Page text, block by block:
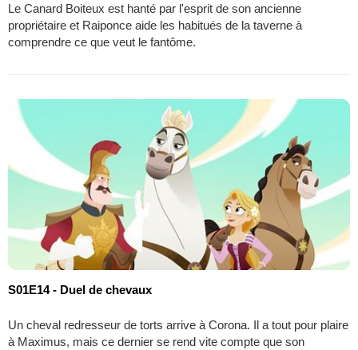
Le Canard Boiteux est hanté par l'esprit de son ancienne
propriétaire et Raiponce aide les habitués de la taverne à
comprendre ce que veut le fantôme.
S01E14 - Duel de chevaux
Un cheval redresseur de torts arrive à Corona. Il a tout pour plaire
à Maximus, mais ce dernier se rend vite compte que son